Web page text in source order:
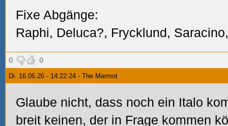
Fixe Abgänge:
Raphi, Deluca?, Frycklund,
0 0
Di. 16.06.26 - 14:22:24 - The Marmot
Glaube nicht, dass noch ein Italo
breit keinen, der in Frage kommen